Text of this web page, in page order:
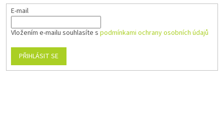
E-mail
Vložením e-mailu souhlasíte s podmínkami ochrany osobních údajů
PŘIHLÁSIT SE